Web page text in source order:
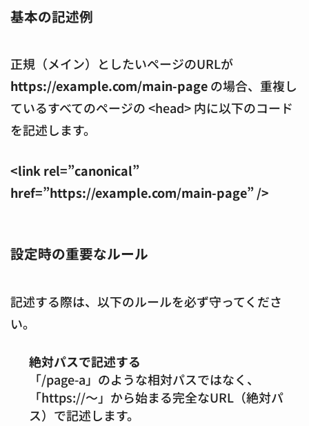
基本の記述例
正規（メイン）としたいページのURLが
https://example.com/main-pageの場合、重複し
ているすべてのページの <head> 内に以下のコード
を記述します。
<link rel=”canonical”
href=”https://example.com/main-page” />
設定時の重要なルール
記述する際は、以下のルールを必ず守ってくださ
い。
絶対パスで記述する
「/page-a」のような相対パスではなく、
「https://～」から始まる完全なURL（絶対パ
ス）で記述します。